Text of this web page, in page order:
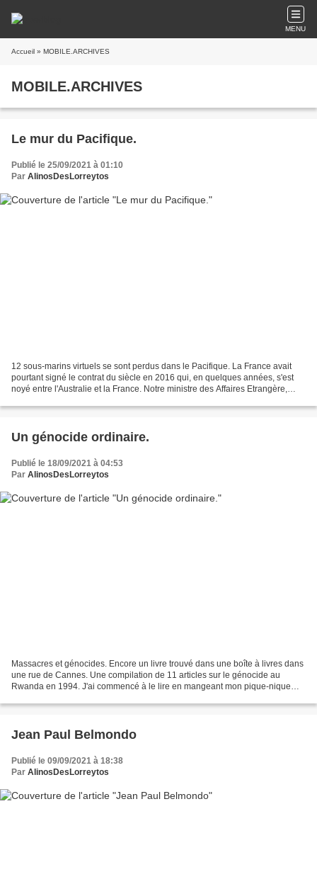
MENU
Accueil » MOBILE.ARCHIVES
MOBILE.ARCHIVES
Le mur du Pacifique.
Publié le 25/09/2021 à 01:10
Par AlinosDesLorreytos
12 sous-marins virtuels se sont perdus dans le Pacifique. La France avait
pourtant signé le contrat du siècle en 2016 qui, en quelques années, s'est
noyé entre l'Australie et la France. Notre ministre des Affaires Etrangère,
Un génocide ordinaire.
Publié le 18/09/2021 à 04:53
Par AlinosDesLorreytos
Massacres et génocides. Encore un livre trouvé dans une boîte à livres dans
une rue de Cannes. Une compilation de 11 articles sur le génocide au
Rwanda en 1994. J'ai commencé à le lire en mangeant mon pique-nique
Jean Paul Belmondo
Publié le 09/09/2021 à 18:38
Par AlinosDesLorreytos